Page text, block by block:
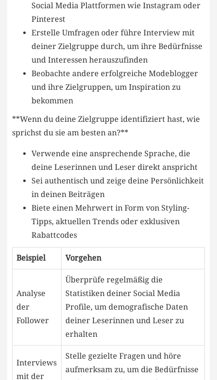
Social Media Plattformen wie Instagram oder
‌Pinterest
Erstelle Umfragen oder führe Interview mit
deiner ⁢Zielgruppe durch, um ihre Bedürfnisse
und Interessen ​herauszufinden
Beobachte andere erfolgreiche Modeblogger
und ihre Zielgruppen, um Inspiration‍ zu
bekommen
**Wenn du deine Zielgruppe identifiziert ​hast, wie
sprichst du sie am besten an?**
Verwende eine​ ansprechende Sprache, die
deine Leserinnen und Leser direkt anspricht
Sei authentisch und ⁤zeige ‍deine Persönlichkeit
‍in deinen Beiträgen
Biete einen Mehrwert in Form von ‍Styling-
Tipps, aktuellen Trends oder⁤ exklusiven
Rabattcodes
Beispiel Vorgehen
Analyse
der
Follower
Überprüfe‍ regelmäßig die
Statistiken deiner Social Media
Profile, ⁢um ‍demografische ⁤Daten
deiner Leserinnen und⁢ Leser zu
erhalten
Interviews
mit ‍der
Stelle gezielte Fragen und höre
aufmerksam zu, um die Bedürfnisse